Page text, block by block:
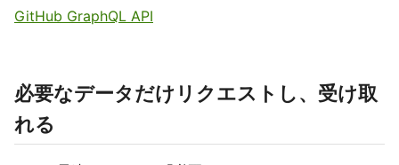
GitHub GraphQL API
必要なデータだけリクエストし、受け取
れる